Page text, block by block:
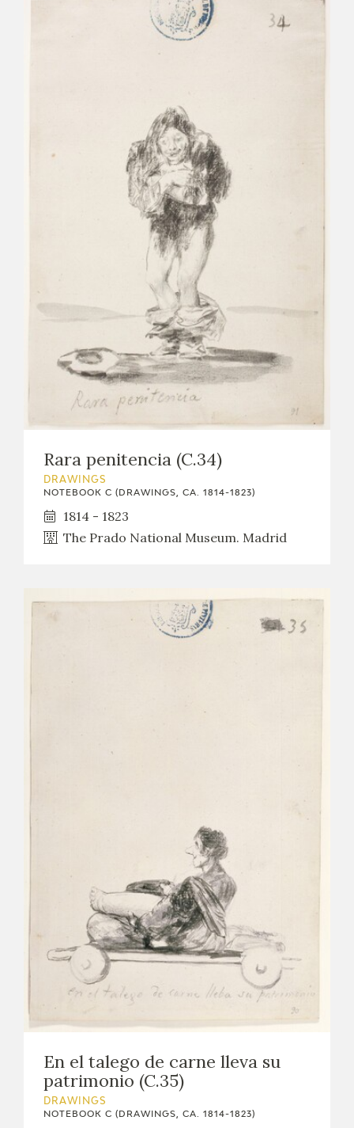
Rara penitencia (C.34)
DRAWINGS
NOTEBOOK C (DRAWINGS, CA. 1814-1823)
1814 - 1823
The Prado National Museum. Madrid
En el talego de carne lleva su
patrimonio (C.35)
DRAWINGS
NOTEBOOK C (DRAWINGS, CA. 1814-1823)